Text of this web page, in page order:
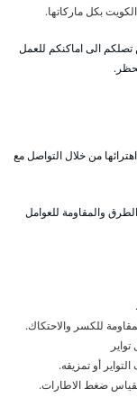
بكل ماركاتها.
تصلكم الى اماكنكم للعمل
من خلال التواصل مع
والمقاومة للعوامل
للكسر والاحتكاك.
أو تمزيقه.
لقياس ضغط الاطارات.